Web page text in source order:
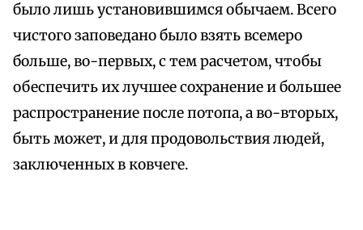
было лишь установившимся обычаем. Всего
чистого заповедано было взять всемеро
больше, во-первых, с тем расчетом, чтобы
обеспечить их лучшее сохранение и большее
распространение после потопа, а во-вторых,
быть может, и для продовольствия людей,
заключенных в ковчеге.